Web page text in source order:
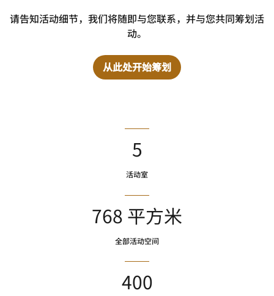
请告知活动细节，我们将随即与您联系，并与您共同筹划活
动。
从此处开始筹划
5
活动室
768 平方米
全部活动空间
400